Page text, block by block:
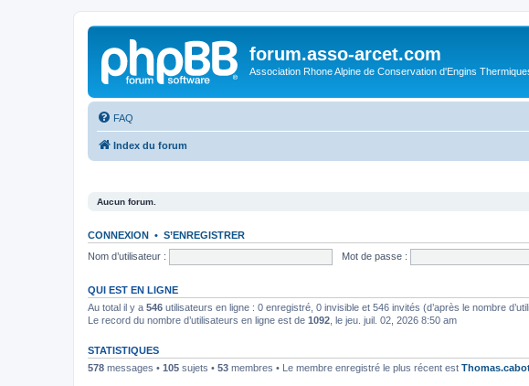
forum.asso-arcet.com
Association Rhone Alpine de Conservation d'Engins
FAQ
Index du forum
Aucun forum.
CONNEXION • S’ENREGISTRER
Nom d’utilisateur :
Mot de passe :
QUI EST EN LIGNE
Au total il y a 546 utilisateurs en ligne : 0 enregistré, 0 invisible et 546 invités (d’après le nombre
Le record du nombre d’utilisateurs en ligne est de 1092 , le jeu. juil. 02, 2026 8:50 am
STATISTIQUES
578 messages • 105 sujets • 53 membres • Le membre enregistré le plus récent est